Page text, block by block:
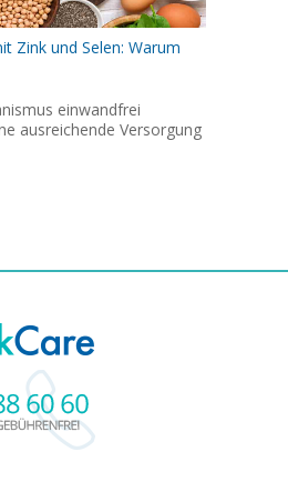
Zink und Selen: Warum
einwandfrei
ausreichende Versorgung